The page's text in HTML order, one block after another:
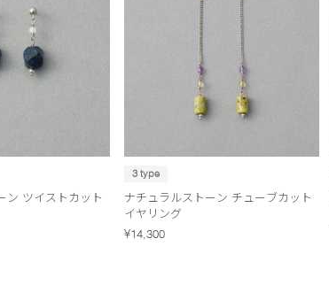
ン ツイストカット
3 type
ナチュラルストーン チューブカット
イヤリング
¥14,300